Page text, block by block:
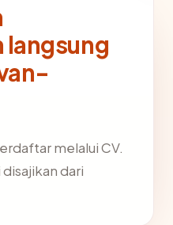
langsung
melalui CV.
dari